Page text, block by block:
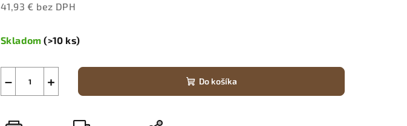
41,93 € bez DPH
cena:
Skladom(>10 ks)
+
− Do košíka